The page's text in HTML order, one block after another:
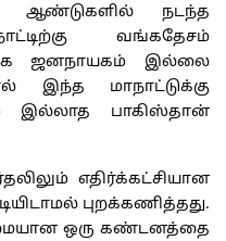
ஆண்டுகளில் நடந்த
வங்கதேசம்
ஜனநாயகம் இல்லை
இந்த மாநாட்டுக்கு
இல்லாத பாகிஸ்தான்
எதிர்க்கட்சியான
புறக்கணித்தது.
ஒரு கண்டனத்தை